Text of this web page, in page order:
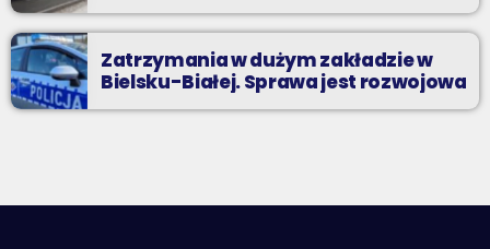
Zatrzymania w dużym zakładzie w
Bielsku-Białej. Sprawa jest rozwojowa